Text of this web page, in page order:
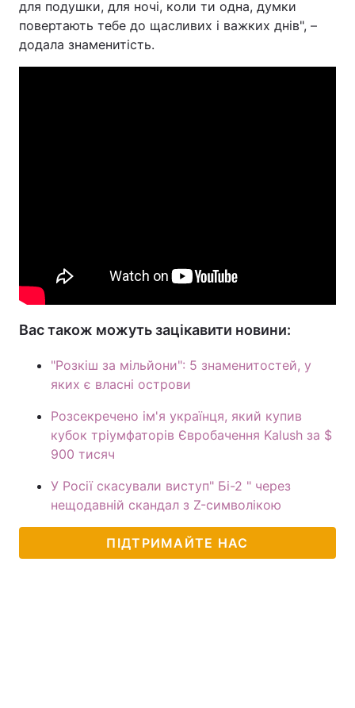
Тема оформлення
для подушки, для ночі, коли ти одна, думки
повертають тебе до щасливих і важких днів", –
додала знаменитість.
Вас також можуть зацікавити новини:
"Розкіш за мільйони": 5 знаменитостей, у
яких є власні острови
Розсекречено ім'я українця, який купив
кубок тріумфаторів Євробачення Kalush за $
900 тисяч
У Росії скасували виступ" Бі-2 " через
нещодавній скандал з Z-символікою
ПІДТРИМАЙТЕ НАС